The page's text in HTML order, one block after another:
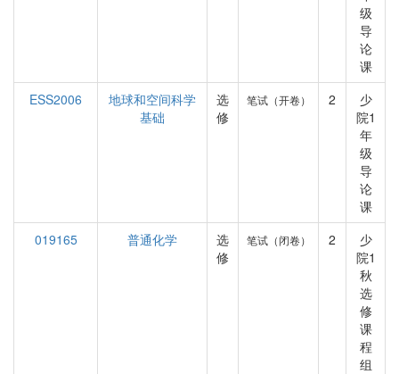
级
导
论
课
ESS2006
地球和空间科学
基础
选
修
笔试（开卷） 2
少
院1
年
级
导
论
课
019165
普通化学
选
修
笔试（闭卷） 2
少
院1
秋
选
修
课
程
组